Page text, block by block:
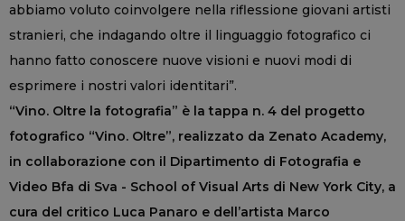
abbiamo voluto coinvolgere nella riflessione giovani artisti
stranieri, che indagando oltre il linguaggio fotografico ci
hanno fatto conoscere nuove visioni e nuovi modi di
esprimere i nostri valori identitari”.
“Vino. Oltre la fotografia” è la tappa n. 4 del progetto
fotografico “Vino. Oltre”, realizzato da Zenato Academy,
in collaborazione con il Dipartimento di Fotografia e
Video Bfa di Sva - School of Visual Arts di New York City, a
cura del critico Luca Panaro e dell’artista Marco